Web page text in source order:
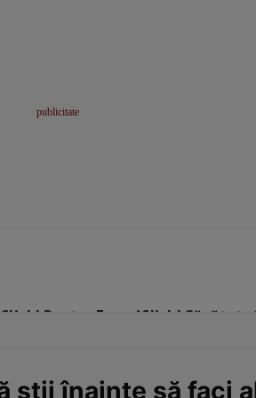
Click! Pentru FemeiClick! Sănătate
știi înainte să faci